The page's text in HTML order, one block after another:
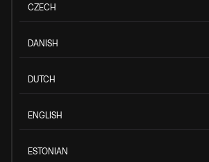
CZECH
DANISH
DUTCH
ENGLISH
ESTONIAN